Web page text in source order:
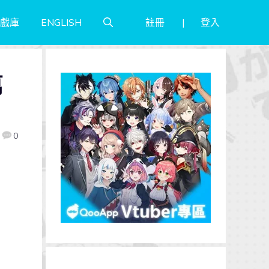
庫 ENGLISH 註冊 登入
0